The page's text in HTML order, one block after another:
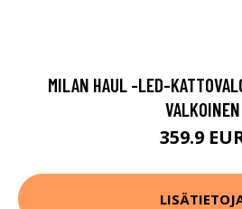
MILAN HAUL -LED-
VALKOINEN
359.9